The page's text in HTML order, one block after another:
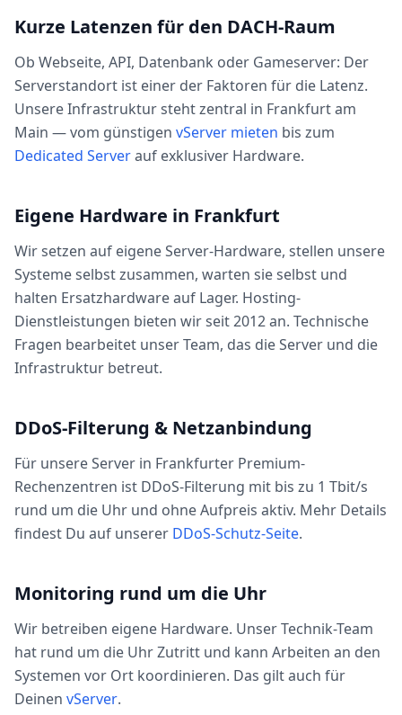
Kurze Latenzen für den DACH-Raum
Ob Webseite, API, Datenbank oder Gameserver: Der
Serverstandort ist einer der Faktoren für die Latenz.
Unsere Infrastruktur steht zentral in Frankfurt am
Main — vom günstigen vServer mieten bis zum
Dedicated Serverauf exklusiver Hardware.
Eigene Hardware in Frankfurt
Wir setzen auf eigene Server-Hardware, stellen unsere
Systeme selbst zusammen, warten sie selbst und
halten Ersatzhardware auf Lager. Hosting-
Dienstleistungen bieten wir seit 2012 an. Technische
Fragen bearbeitet unser Team, das die Server und die
Infrastruktur betreut.
DDoS-Filterung & Netzanbindung
Für unsere Server in Frankfurter Premium-
Rechenzentren ist DDoS-Filterung mit bis zu 1 Tbit/s
rund um die Uhr und ohne Aufpreis aktiv. Mehr Details
findest Du auf unserer DDoS-Schutz-Seite.
Monitoring rund um die Uhr
Wir betreiben eigene Hardware. Unser Technik-Team
hat rund um die Uhr Zutritt und kann Arbeiten an den
Systemen vor Ort koordinieren. Das gilt auch für
Deinen vServer.